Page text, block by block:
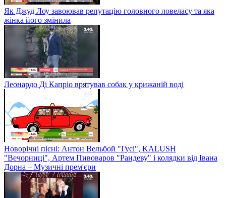
Як Джуд Лоу завоював репутацію головного ловеласу та яка
жінка його змінила
Леонардо Ді Капріо врятував собак у крижаній воді
Новорічні пісні: Антон Вельбой "Гусі", KALUSH
"Вечорниці", Артем Пивоваров "Рандеву" і колядки від Івана
Дорна – Музичні прем'єри